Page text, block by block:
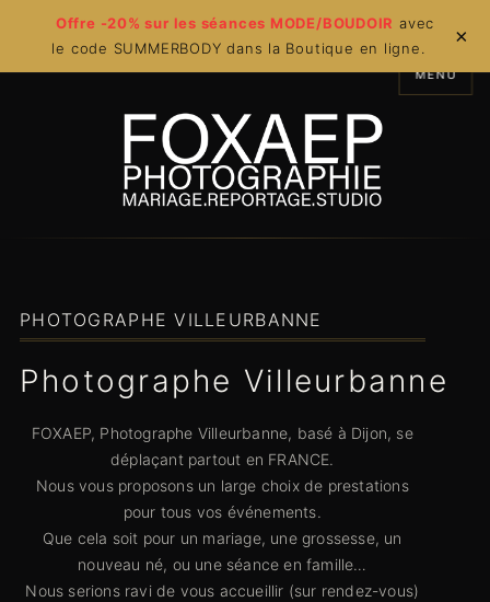
Offre -20% sur les séances MODE/BOUDOIR avec
le code SUMMERBODY dans la Boutique en ligne.
×
MENU
PHOTOGRAPHE VILLEURBANNE
Photographe Villeurbanne
FOXAEP, Photographe Villeurbanne, basé à Dijon, se
déplaçant partout en FRANCE.
Nous vous proposons un large choix de prestations
pour tous vos événements.
Que cela soit pour un mariage, une grossesse, un
nouveau né, ou une séance en famille…
Nous serions ravi de vous accueillir (sur rendez-vous)